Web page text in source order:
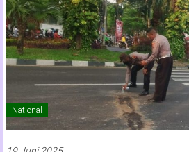
Online
Jawa
Timur
National